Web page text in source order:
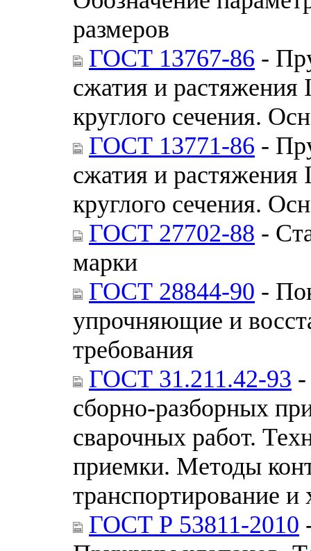
размеров
ГОСТ 13767-86 -
сжатия и растяжения
круглого сечения.
ГОСТ 13771-86 -
сжатия и растяжения
круглого сечения.
ГОСТ 27702-88 -
марки
ГОСТ 28844-90 -
упрочняющие и
требования
ГОСТ 31.211.42-93
сборно-разборных
сварочных работ.
приемки. Методы
транспортирование и
ГОСТ Р 53811-2010